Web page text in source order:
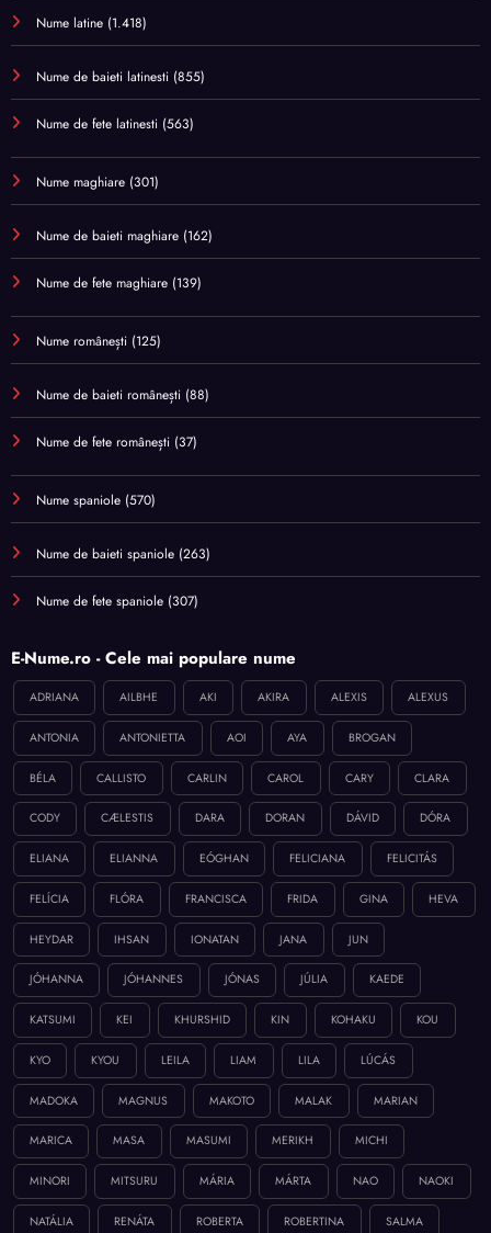
Nume latine (1.418)
Nume de baieti latinesti (855)
Nume de fete latinesti (563)
Nume maghiare (301)
Nume de baieti maghiare (162)
Nume de fete maghiare (139)
Nume românești (125)
Nume de baieti românești (88)
Nume de fete românești (37)
Nume spaniole (570)
Nume de baieti spaniole (263)
Nume de fete spaniole (307)
E-Nume.ro - Cele mai populare nume
ADRIANA AILBHE AKI AKIRA ALEXIS ALEXUS
ANTONIA ANTONIETTA AOI AYA BROGAN
BÉLA CALLISTO CARLIN CAROL CARY CLARA
CODY CÆLESTIS DARA DORAN DÁVID DÓRA
ELIANA ELIANNA EÓGHAN FELICIANA FELICITÁS
FELÍCIA FLÓRA FRANCISCA FRIDA GINA HEVA
HEYDAR IHSAN IONATAN JANA JUN
JÓHANNA JÓHANNES JÓNAS JÚLIA KAEDE
KATSUMI KEI KHURSHID KIN KOHAKU KOU
KYO KYOU LEILA LIAM LILA LÚCÁS
MADOKA MAGNUS MAKOTO MALAK MARIAN
MARICA MASA MASUMI MERIKH MICHI
MINORI MITSURU MÁRIA MÁRTA NAO NAOKI
NATÁLIA RENÁTA ROBERTA ROBERTINA SALMA